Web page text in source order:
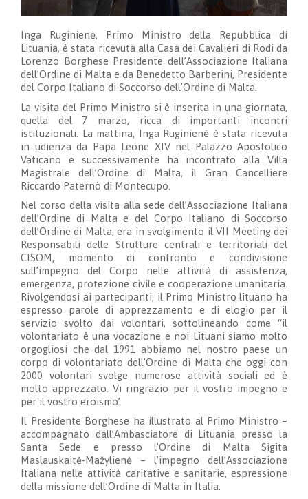
Inga Ruginienė, Primo Ministro della Repubblica di
Lituania, è stata ricevuta alla Casa dei Cavalieri di Rodi da
Lorenzo Borghese Presidente dell’Associazione Italiana
dell’Ordine di Malta e da Benedetto Barberini, Presidente
del Corpo Italiano di Soccorso dell’Ordine di Malta.
La visita del Primo Ministro si è inserita in una giornata,
quella del 7 marzo, ricca di importanti incontri
istituzionali. La mattina, Inga Ruginienė è stata ricevuta
in udienza da Papa Leone XIV nel Palazzo Apostolico
Vaticano e successivamente ha incontrato alla Villa
Magistrale dell’Ordine di Malta, il Gran Cancelliere
Riccardo Paternò di Montecupo.
Nel corso della visita alla sede dell’Associazione Italiana
dell’Ordine di Malta e del Corpo Italiano di Soccorso
dell’Ordine di Malta, era in svolgimento il VII Meeting dei
Responsabili delle Strutture centrali e territoriali del
CISOM, momento di confronto e condivisione
sull’impegno del Corpo nelle attività di assistenza,
emergenza, protezione civile e cooperazione umanitaria.
Rivolgendosi ai partecipanti, il Primo Ministro lituano ha
espresso parole di apprezzamento e di elogio per il
servizio svolto dai volontari, sottolineando come “il
volontariato è una vocazione e noi Lituani siamo molto
orgogliosi che dal 1991 abbiamo nel nostro paese un
corpo di volontariato dell’Ordine di Malta che oggi con
2000 volontari svolge numerose attività sociali ed è
molto apprezzato. Vi ringrazio per il vostro impegno e
per il vostro eroismo’.
Il Presidente Borghese ha illustrato al Primo Ministro –
accompagnato dall’Ambasciatore di Lituania presso la
Santa Sede e presso l’Ordine di Malta Sigita
Maslauskaitė-Mažylienė – l’impegno dell’Associazione
Italiana nelle attività caritative e sanitarie, espressione
della missione dell’Ordine di Malta in Italia.